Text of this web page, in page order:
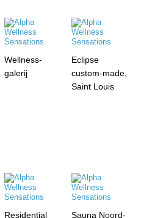
Wellness-
galerij
Eclipse
custom-made,
Saint Louis
Residential Sauna Noord-